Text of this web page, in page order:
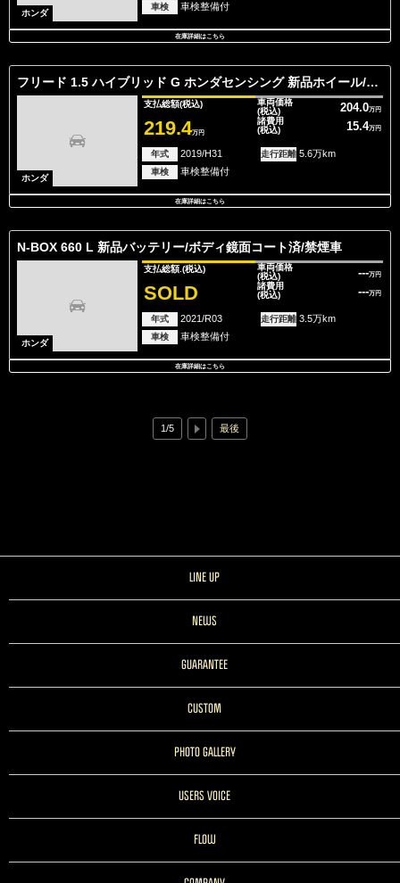
ホンダ
車検 車検整備付
在庫詳細はこちら
フリード 1.5 ハイブリッド G ホンダセンシング 新品ホイール/新品タイヤ/新品キャリア/LED
ホンダ
支払総額(税込)
219.4万円
車両価格
(税込)
204.0万円
諸費用
(税込)
15.4万円
年式 2019/H31 走行距離 5.6万km
車検 車検整備付
在庫詳細はこちら
N-BOX 660 L 新品バッテリー/ボディ鏡面コート済/禁煙車
ホンダ
支払総額. (税込)
SOLD
車両価格
(税込)
---万円
諸費用
(税込)
---万円
年式 2021/R03 走行距離 3.5万km
車検 車検整備付
在庫詳細はこちら
1/5 最後
LINE UP
NEWS
GUARANTEE
CUSTOM
PHOTO GALLERY
USERS VOICE
FLOW